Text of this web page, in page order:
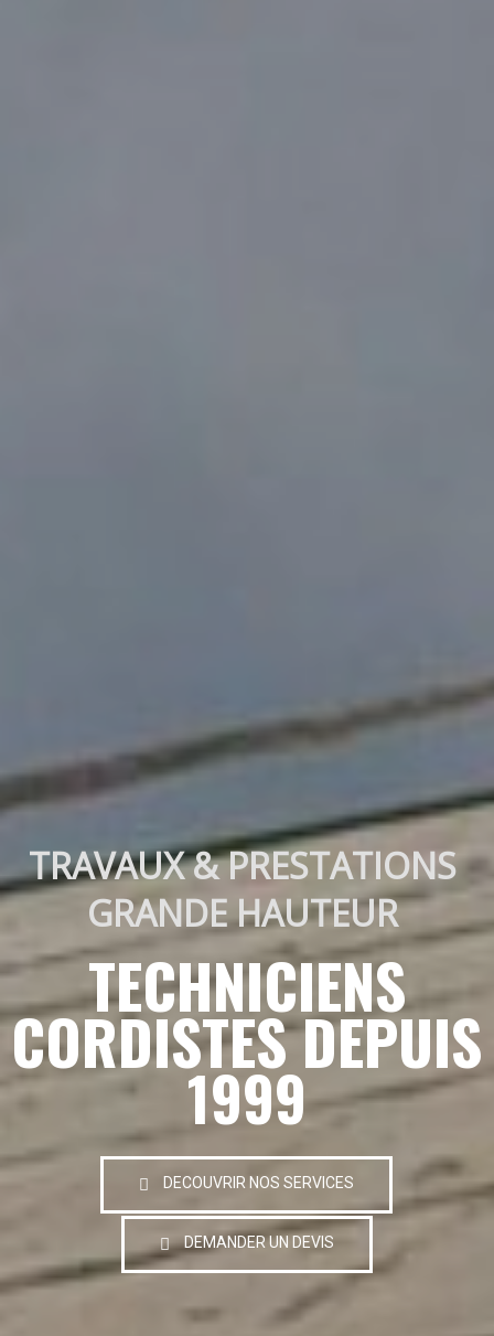
TRAVAUX & PRESTATIONS
GRANDE HAUTEUR
TECHNICIENS
CORDISTES DEPUIS
1999
DECOUVRIR NOS SERVICES
DEMANDER UN DEVIS